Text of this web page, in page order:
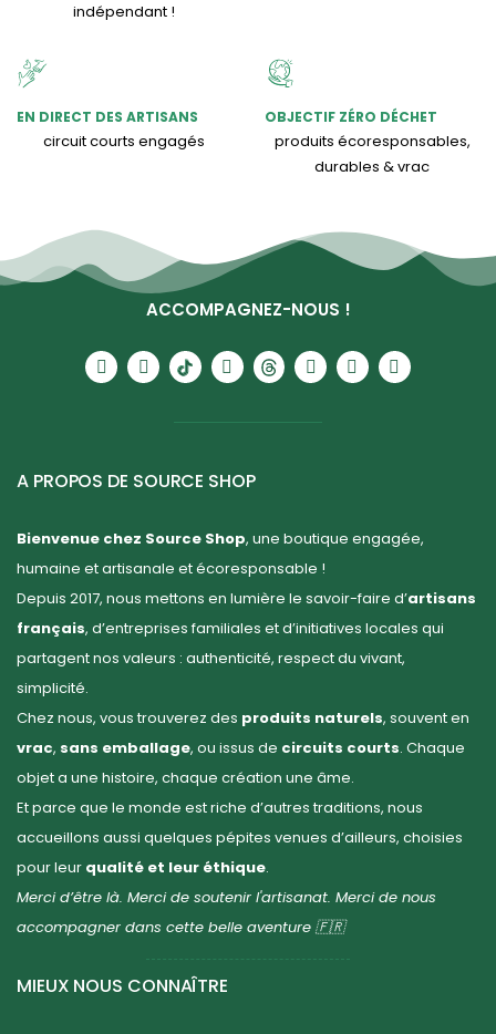
indépendant !
EN DIRECT DES ARTISANS
circuit courts engagés
OBJECTIF ZÉRO DÉCHET
produits écoresponsables,
durables & vrac
ACCOMPAGNEZ-NOUS !
A PROPOS DE SOURCE SHOP
Bienvenue chez Source Shop, une boutique engagée,
humaine et artisanale et écoresponsable !
Depuis 2017, nous mettons en lumière le savoir-faire d’artisans
français, d’entreprises familiales et d’initiatives locales qui
partagent nos valeurs : authenticité, respect du vivant,
simplicité.
Chez nous, vous trouverez des produits naturels, souvent en
vrac, sans emballage, ou issus de circuits courts. Chaque
objet a une histoire, chaque création une âme.
Et parce que le monde est riche d’autres traditions, nous
accueillons aussi quelques pépites venues d’ailleurs, choisies
pour leur qualité et leur éthique.
Merci d’être là. Merci de soutenir l'artisanat. Merci de nous
accompagner dans cette belle aventure 🇫🇷
MIEUX NOUS CONNAÎTRE